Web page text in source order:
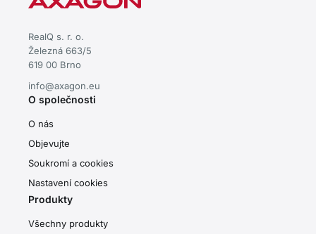
RealQ s. r. o.
Železná 663/5
619 00 Brno
info@axagon.eu
O společnosti
O nás
Objevujte
Soukromí a cookies
Nastavení cookies
Produkty
Všechny produkty